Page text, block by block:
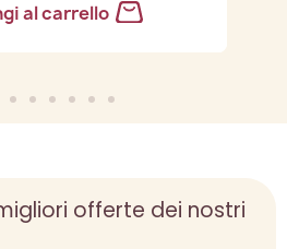
al carrello
offerte dei nostri